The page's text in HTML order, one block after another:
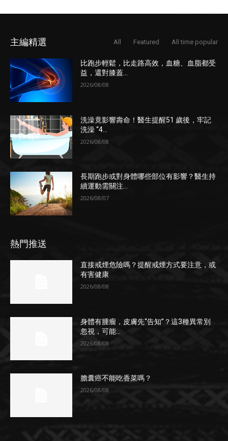
主編精選 All Featured All time popular
比跑步輕鬆，比走路高效，血糖、血脂都受
益，還對膝蓋...
2026/08/08
洗澡竟影響壽命！醫生提醒51 歲後，牢記
洗澡 “4...
2026/08/08
長期跑步或對身體哪些部位有影響？醫生持
續運動需關注...
2026/08/07
熱門推送
直接戒煙危險嗎？提醒戒煙方式要注意，或
有害健康
2026/08/08
身體有腫瘤，皮膚先“告知”？這3種異常別
忽視，可能...
2026/08/08
膽囊癌不能吃香菜嗎？
2026/08/08